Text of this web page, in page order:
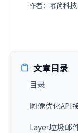
作者：幂简科
文章目录
目录
图像优化API
Layer垃圾邮